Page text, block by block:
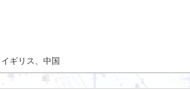
ギリス、中国